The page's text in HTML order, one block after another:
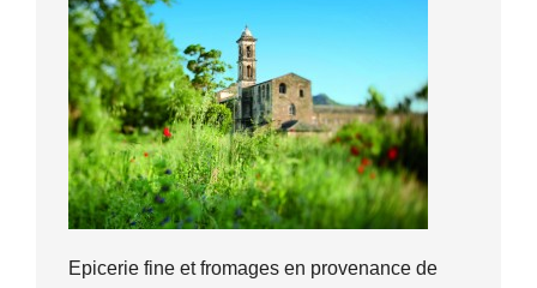
Epicerie fine et fromages en provenance de